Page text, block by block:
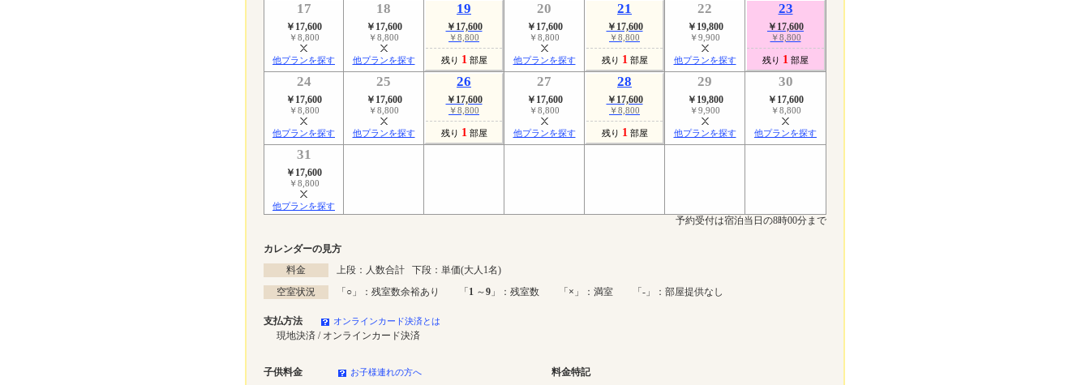
17
￥17,600
￥8,800
他プランを探す
18
￥17,600
￥8,800
他プランを探す
19
￥17,600
￥8,800
残り 1 部屋
20
￥17,600
￥8,800
他プランを探す
21
￥17,600
￥8,800
残り 1 部屋
22
￥19,800
￥9,900
他プランを探す
23
￥17,600
￥8,800
残り 1 部屋
24
￥17,600
￥8,800
他プランを探す
25
￥17,600
￥8,800
他プランを探す
26
￥17,600
￥8,800
残り 1 部屋
27
￥17,600
￥8,800
他プランを探す
28
￥17,600
￥8,800
残り 1 部屋
29
￥19,800
￥9,900
他プランを探す
30
￥17,600
￥8,800
他プランを探す
31
￥17,600
￥8,800
他プランを探す
予約受付は宿泊当日の8時00分まで
カレンダーの見方
料金
上段：人数合計 下段：単価(大人1名)
空室状況
「 ○ 」：残室数余裕あり 「 1 ～9 」：残室数 「 × 」：満室 「-」：部屋提供なし
支払方法 オンラインカード決済とは
現地決済 / オンラインカード決済
子供料金 お子様連れの方へ 料金特記